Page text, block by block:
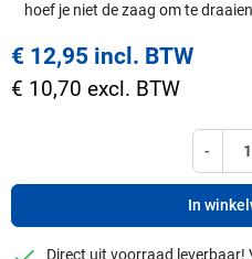
hoef je niet de zaag om te draaien
€ 12,95 incl. BTW
€ 10,70 excl. BTW
-
In
Direct uit voorraad leverbaar!